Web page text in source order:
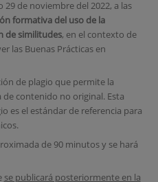
de noviembre del 2022, a las
formativa del uso de la
de similitudes, en el contexto de
las Buenas Prácticas en
de plagio que permite la
contenido no original. Esta
es el estándar de referencia para
de 90 minutos y se hará
se publicará posteriormente en la